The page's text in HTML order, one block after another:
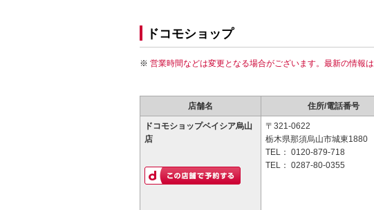
ドコモショップ
営業時間などは変更となる場合がございます。最新の情報は
店舗名 住所/電話番号
ドコモショップベイシア烏山
店
〒321-0622
栃木県那須烏山市城東1880
TEL： 0120-879-718
TEL： 0287-80-0355